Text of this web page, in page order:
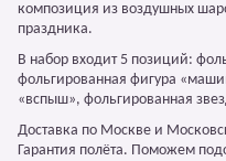
композиция из воздушных
праздника.
В набор входит 5 позиций:
фольгированная фигура
«вспыш», фольгированная
Доставка по Москве и
Гарантия полёта. Поможем